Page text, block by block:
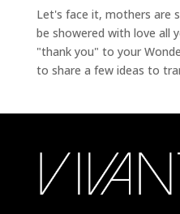
Let's face it, mothers are
be showered with love all
"thank you" to your
to share a few ideas to